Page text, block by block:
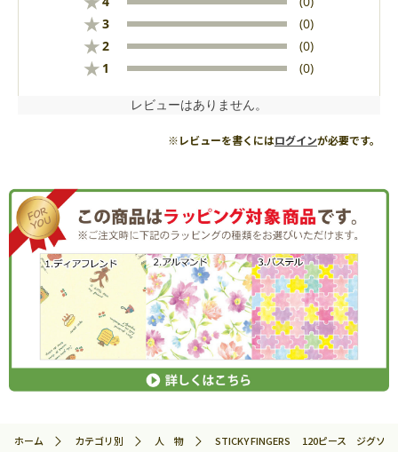
★3 (0)
★2 (0)
★ 1 (0)
レビューはありません。
※レビューを書くにはログインが必要です。
ホーム カテゴリ別 人 物
STICKY FINGERS 120ピース ジグソ